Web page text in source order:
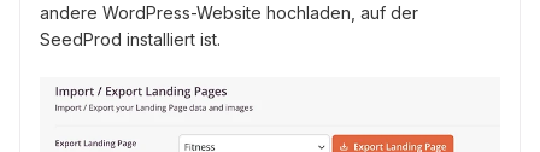
andere WordPress-Website hochladen, auf der
SeedProd installiert ist.